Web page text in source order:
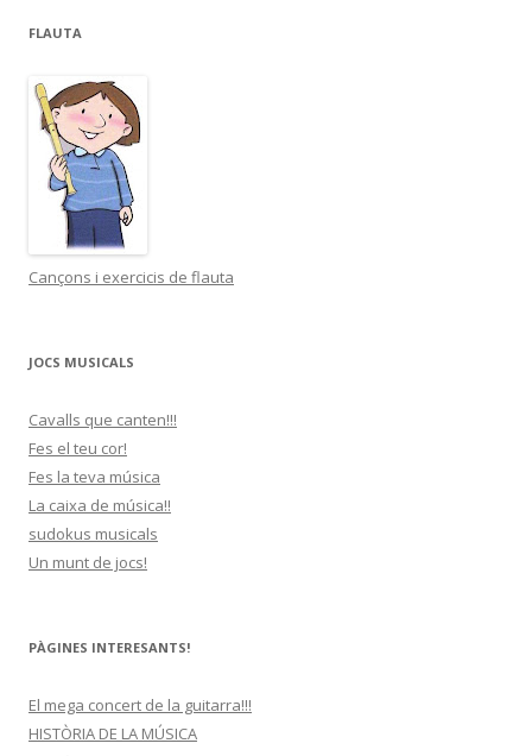
FLAUTA
Cançons i exercicis de flauta
JOCS MUSICALS
Cavalls que canten!!!
Fes el teu cor!
Fes la teva música
La caixa de música!!
sudokus musicals
Un munt de jocs!
PÀGINES INTERESANTS!
El mega concert de la guitarra!!!
HISTÒRIA DE LA MÚSICA